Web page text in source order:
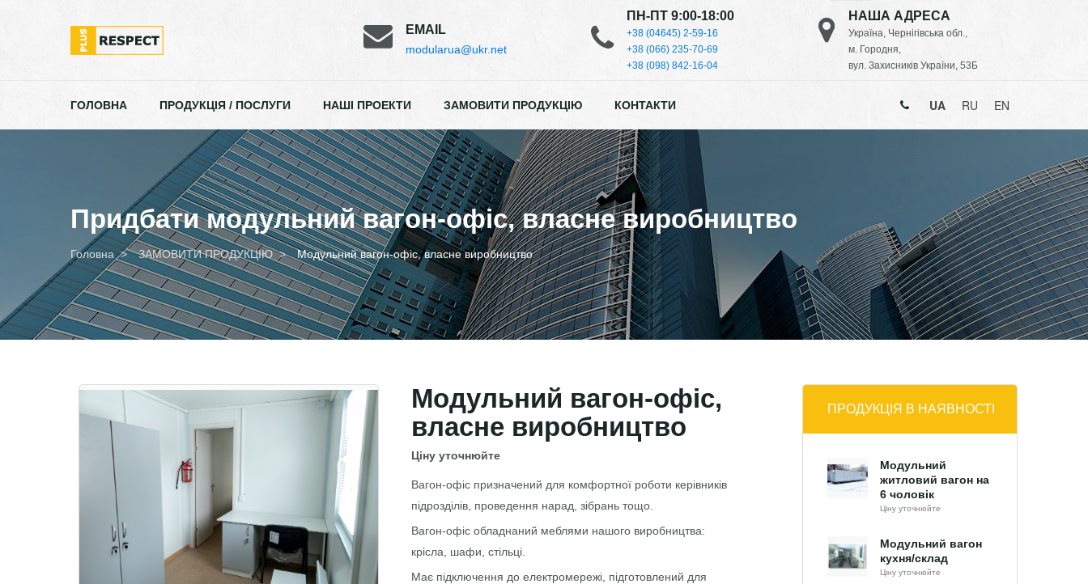
EMAIL
modularua@ukr.net
ПН-ПТ 9:00-18:00
+38 (04645) 2-59-16
+38 (066) 235-70-69
+38 (098) 842-16-04
НАША АДРЕСА
Україна, Чернігівська обл.,
м. Городня,
вул. Захисників України, 53Б
ГОЛОВНА ПРОДУКЦІЯ / ПОСЛУГИ НАШІ ПРОЕКТИ ЗАМОВИТИ ПРОДУКЦІЮ КОНТАКТИ UA RU EN
Придбати модульний вагон-офіс, власне виробництво
Головна ЗАМОВИТИ ПРОДУКЦІЮ Модульний вагон-офіс, власне виробництво
Модульний вагон-офіс,
власне виробництво
Ціну уточнюйте
Вагон-офіс призначений для комфортної роботи керівників
підрозділів, проведення нарад, зібрань тощо.
Вагон-офіс обладнаний меблями нашого виробництва:
крісла, шафи, стільці.
Має підключення до електромережі, підготовлений для
ПРОДУКЦІЯ В НАЯВНОСТІ
Модульний
житловий вагон на
6 чоловік
Ціну уточнюйте
Модульний вагон
кухня/склад
Ціну уточнюйте